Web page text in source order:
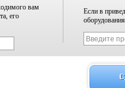
вам
его
Если в